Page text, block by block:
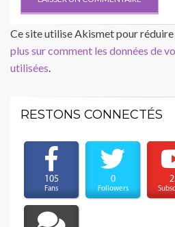
Ce site utilise Akismet pour
plus sur comment les données de
utilisées.
RESTONS CONNECTÉS
105
Fans
0
Followers